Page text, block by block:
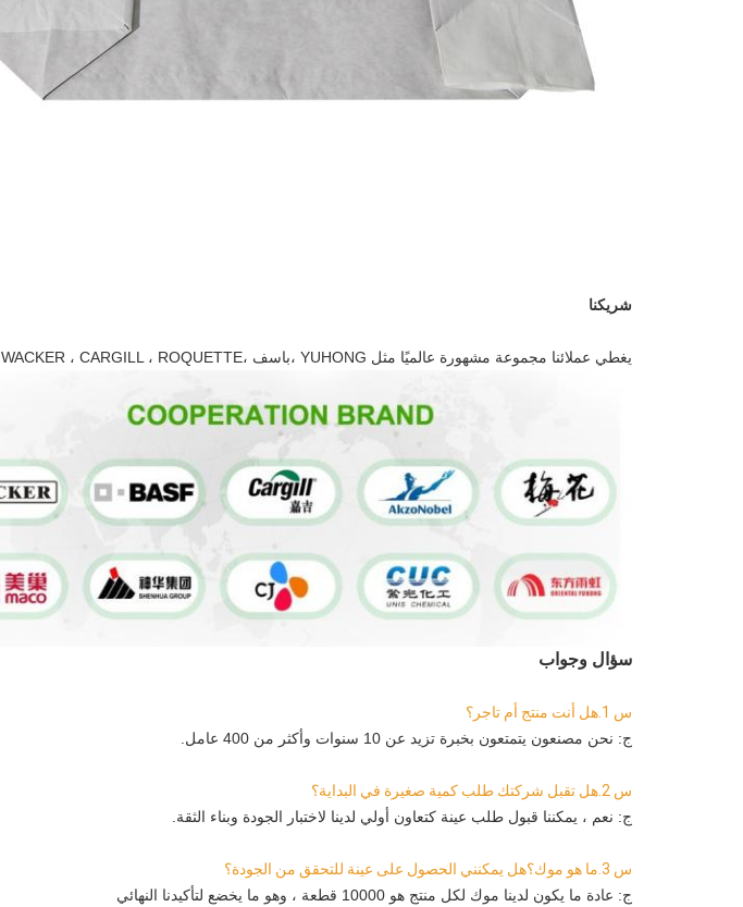
شريكنا
يغطي عملائنا مجموعة مشهورة عالميًا مثل YUHONG ، باسف ،WACKER ، CARGILL ، ROQUETTE إلخ
سؤال وجواب
س 1.هل أنت منتج أم تاجر؟
ج: نحن مصنعون يتمتعون بخبرة تزيد عن 10 سنوات وأكثر من 400 عامل.
س 2.هل تقبل شركتك طلب كمية صغيرة في البداية؟
ج: نعم ، يمكننا قبول طلب عينة كتعاون أولي لدينا لاختبار الجودة وبناء الثقة.
س 3.ما هو موك؟هل يمكنني الحصول على عينة للتحقق من الجودة؟
ج: عادة ما يكون لدينا موك لكل منتج هو 10000 قطعة ، وهو ما يخضع لتأكيدنا النهائي